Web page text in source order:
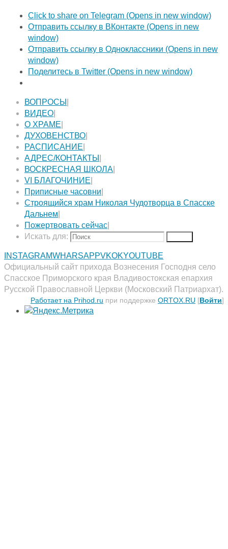
Click to share on Telegram (Opens in new window)
Отправить ссылку в ВКонтакте (Opens in new
window)
Отправить ссылку в Одноклассники (Opens in new
window)
Поделитесь в Twitter (Opens in new window)
ВОПРОСЫ
ВИДЕО
О ХРАМЕ
ДУХОВЕНСТВО
РАСПИСАНИЕ
АДРЕС/КОНТАКТЫ
ВОСКРЕСНАЯ ШКОЛА
VI БЛАГОЧИНИЕ
Приписные часовни
Строящийся храм Николая Чудотворца в Спасске
Дальнем
Пожертвовать сейчас
Искать для:
INSTAGRAMWHARSAPPVKOKYOUTUBE
Официальный сайт прихода Вознесения Господня село
Спасское Приморского края Владивостокская епархия
Русской Православной Церкви (Московский Патриархат).
Работает на Prihod.ru при поддержке ORTOX.RU [Войти]